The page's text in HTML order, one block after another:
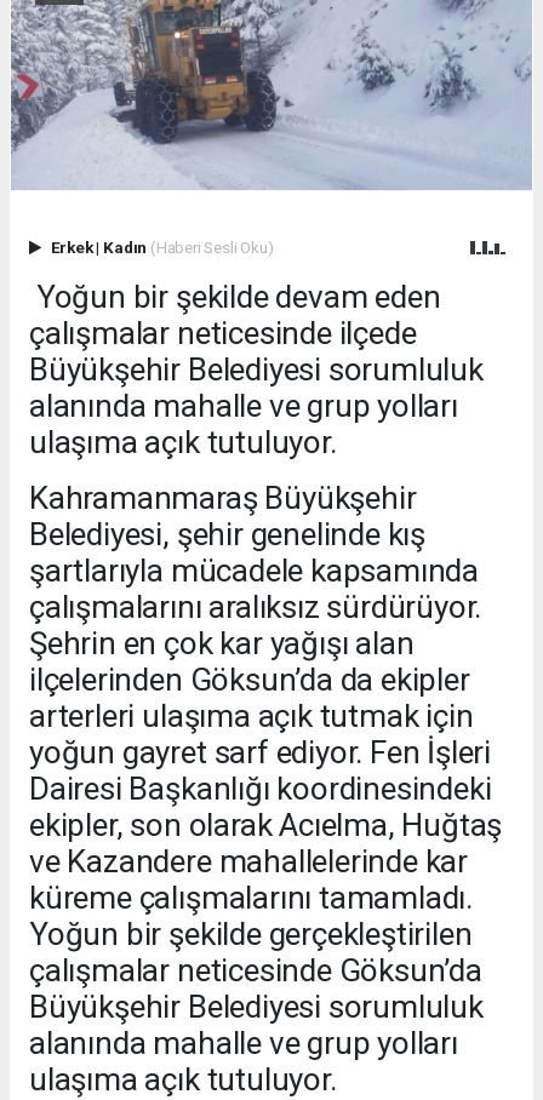
Erkek| Kadın (Haberi Sesli Oku)
Yoğun bir şekilde devam eden
çalışmalar neticesinde ilçede
Büyükşehir Belediyesi sorumluluk
alanında mahalle ve grup yolları
ulaşıma açık tutuluyor.
Kahramanmaraş Büyükşehir
Belediyesi, şehir genelinde kış
şartlarıyla mücadele kapsamında
çalışmalarını aralıksız sürdürüyor.
Şehrin en çok kar yağışı alan
ilçelerinden Göksun’da da ekipler
arterleri ulaşıma açık tutmak için
yoğun gayret sarf ediyor. Fen İşleri
Dairesi Başkanlığı koordinesindeki
ekipler, son olarak Acıelma, Huğtaş
ve Kazandere mahallelerinde kar
küreme çalışmalarını tamamladı.
Yoğun bir şekilde gerçekleştirilen
çalışmalar neticesinde Göksun’da
Büyükşehir Belediyesi sorumluluk
alanında mahalle ve grup yolları
ulaşıma açık tutuluyor.